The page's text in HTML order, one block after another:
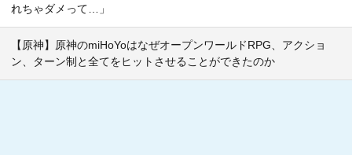
れちゃダメって…」
【原神】原神のmiHoYoはなぜオープンワールドRPG、アクショ
ン、ターン制と全てをヒットさせることができたのか